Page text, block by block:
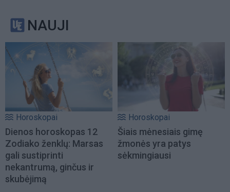
NAUJI
Horoskopai
Dienos horoskopas 12
Zodiako ženklų: Marsas
gali sustiprinti
nekantrumą, ginčus ir
skubėjimą
Horoskopai
Šiais mėnesiais gimę
žmonės yra patys
sėkmingiausi